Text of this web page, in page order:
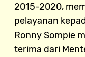
2015-2020,
pelayanan
Ronny Sompie
terima dari